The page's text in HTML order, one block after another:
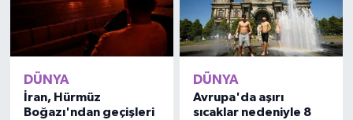
DÜNYA
İran, Hürmüz
Boğazı'ndan geçişleri
DÜNYA
Avrupa'da aşırı
sıcaklar nedeniyle 8